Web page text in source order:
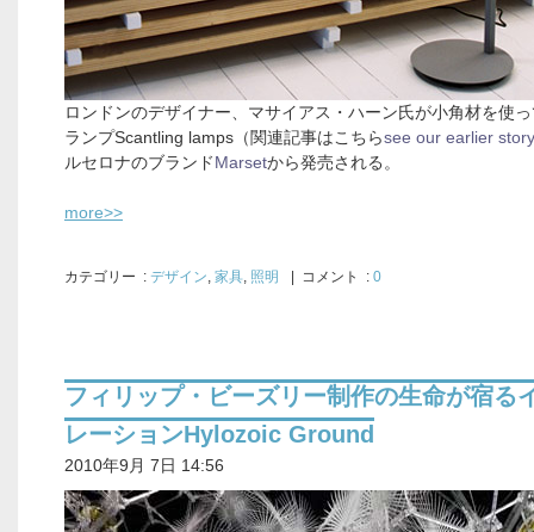
ロンドンのデザイナー、マサイアス・ハーン氏が小角材を使
ランプScantling lamps（関連記事はこちらsee our earlier story
ルセロナのブランドMarsetから発売される。
more>>
カテゴリー : デザイン, 家具, 照明 | コメント : 0
フィリップ・ビーズリー制作の生命が宿る
レーションHylozoic Ground
2010年9月 7日 14:56